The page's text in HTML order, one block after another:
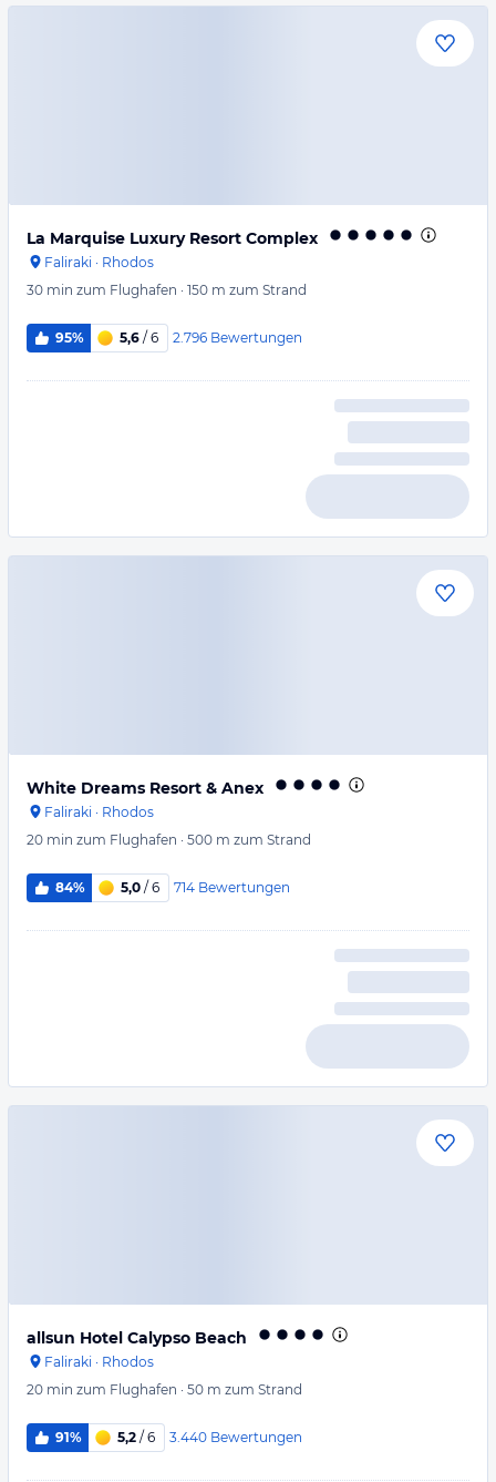
La Marquise Luxury Resort Complex
Faliraki · Rhodos
30 min zum Flughafen · 150 m zum Strand
95% 5,6 / 6 2.796 Bewertungen
White Dreams Resort & Anex
Faliraki · Rhodos
20 min zum Flughafen · 500 m zum Strand
84% 5,0 / 6 714 Bewertungen
allsun Hotel Calypso Beach
Faliraki · Rhodos
20 min zum Flughafen · 50 m zum Strand
91% 5,2 / 6 3.440 Bewertungen